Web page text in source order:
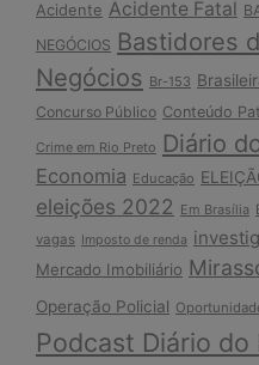
Acidente Acidente Fatal
NEGÓCIOS Bastidores
Negócios Br-153
Concurso Público Conteúdo
Crime em Rio Preto Diário
Economia Educação
eleições 2022 Em Brasília
vagas
Imposto de renda
Mercado Imobiliário
Operação Policial
Podcast Diário do